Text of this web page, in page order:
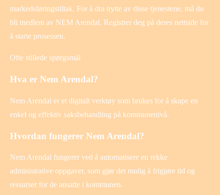
markedsføringstiltak. For å dra nytte av disse tjenestene, må du
bli medlem av NEM Arendal. Registrer deg på deres nettside for
å starte prosessen.
Ofte stillede spørgsmål
Hva er Nem Arendal?
Nem Arendal er et digitalt verktøy som brukes for å skape en
enkel og effektiv saksbehandling på kommunenivå.
Hvordan fungerer Nem Arendal?
Nem Arendal fungerer ved å automatisere en rekke
administrative oppgaver, som gjør det mulig å frigjøre tid og
ressurser for de ansatte i kommunen.